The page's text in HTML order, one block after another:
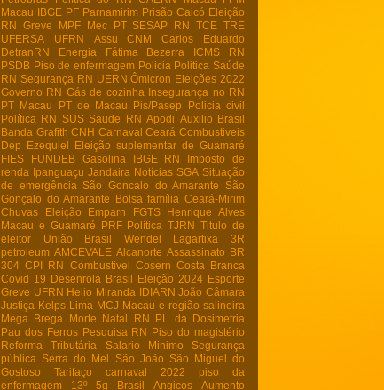
Macau IBGE PF Parnamirim Prisão Caicó Eleição
RN
Greve MPF Mec PT SESAP RN TCE TRE
UFERSA
UFRN Assu CNM
Carlos Eduardo
DetranRN
Energia Fátima Bezerra
ICMS RN
PSDB Piso de enfermagem Policia Politica Saúde
RN Segurança RN UERN Ômicron Eleições 2022
Governo RN Gás de cozinha Insegurança no RN
PT Macau
PT de Macau Pis/Pasep
Policia civil
Política RN
SUS Saude RN Apodi Auxilio Brasil
Banda Grafith CNH Carnaval Ceará Combustiveis
Dep Ezequiel
Eleição suplementar de Guamaré
FIES
FUNDEB Gasolina IBGE RN
Imposto de
renda Ipanguaçu Jandaira Notícias SGA Situação
de emergência
São Goncalo do Amarante
São
Gonçalo do Amarante
Bolsa família Ceará-Mirim
Chuvas
Eleição Emparn FGTS
Henrique Alves
Macau e Guamaré
PRF Política TJRN Titulo de
eleitor
União Brasil Wendel Lagartixa
3R
petroleum AMCEVALE Alcanorte Assassinato BR
304 CPI RN Combustivel Cosern Costa Branca
Covid 19 Desenrola Brasil Eleição 2024 Esporte
Greve UFRN Helio Miranda IDIARN João Câmara
Justiça Kelps Lima MCJ Macau e região salineira
Mega Brega
Morte Natal RN
PL da Dosimetria
Pau dos Ferros Pesquisa RN Piso do magistério
Reforma Tributária
Salario Minimo
Segurança
pública
Serra do Mel São João
São Miguel do
Gostoso
Tarifaço carnaval 2022
piso da
enfermagem
13º 5g Brasil Angicos
Aumento